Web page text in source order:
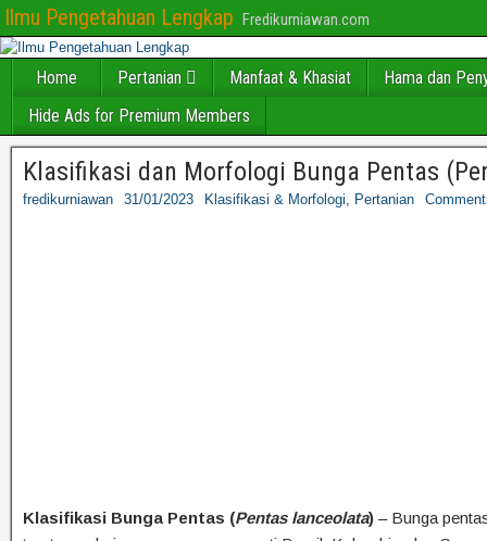
Ilmu Pengetahuan Lengkap Fredikurniawan.com
Home Pertanian Manfaat & Khasiat
Hama dan
Hide Ads for Premium Members
Klasifikasi dan Morfologi Bunga Pentas
fredikurniawan 31/01/2023 Klasifikasi & Morfologi, Pertanian
Klasifikasi Bunga Pentas (Pentas lanceolata) – Bunga